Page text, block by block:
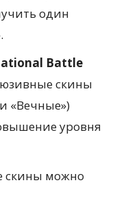
один
Battle
скины
«Вечные»)
уровня
скины можно